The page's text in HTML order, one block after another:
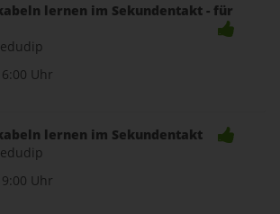
lernen im Sekundentakt - für
Uhr
lernen im Sekundentakt
Uhr